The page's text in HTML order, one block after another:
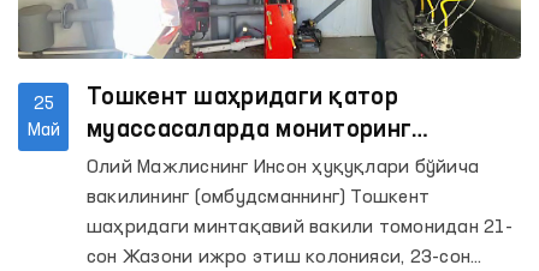
25
Май
Тошкент шаҳридаги қатор
муассасаларда мониторинг
ташрифлари амалга оширилди
Олий Мажлиснинг Инсон ҳуқуқлари бўйича
вакилининг (омбудсманнинг) Тошкент
шаҳридаги минтақавий вакили томонидан 21-
сон Жазони ижро этиш колонияси, 23-сон